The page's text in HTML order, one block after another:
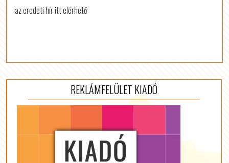
az eredeti hír itt elérhető
REKLÁMFELÜLET KIADÓ